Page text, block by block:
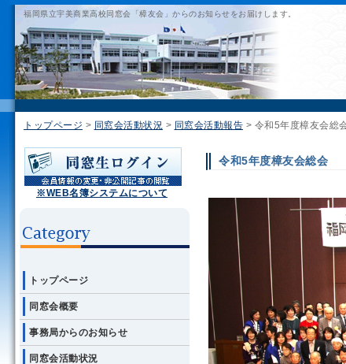
福岡県立宇美商業高校同窓会「樟友会」からのお知らせをお届けします。
トップページ > 同窓会活動状況 > 同窓会活動報告 > 令和5年度樟友会総
令和5年度樟友会総会
※WEB名簿システムについて
トップページ
同窓会概要
事務局からのお知らせ
同窓会活動状況